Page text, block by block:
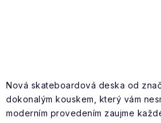
Obchodní podmínky
Nová skateboardová deska od
dokonalým kouskem, který vám
moderním provedením zaujme